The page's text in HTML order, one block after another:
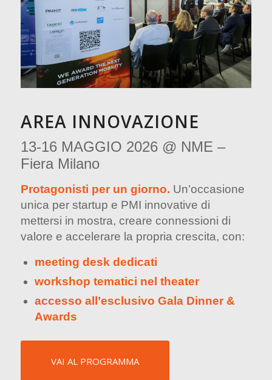
AREA INNOVAZIONE
13-16 MAGGIO 2026 @ NME –
Fiera Milano
Protagonisti per un giorno. Un’occasione
unica per startup e PMI innovative di
mettersi in mostra, creare connessioni di
valore e accelerare la propria crescita, con:
meeting desk dedicati
workshop tematici nel theater
accesso all’esclusivo Gala Dinner &
Awards
VAI AL PROGRAMMA